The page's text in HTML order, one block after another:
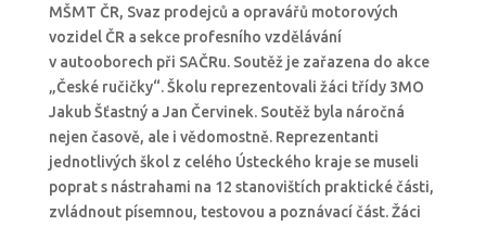
MŠMT ČR, Svaz prodejců a opravářů motorových
vozidel ČR a sekce profesního vzdělávání
v autooborech při SAČRu. Soutěž je zařazena do akce
„České ručičky“. Školu reprezentovali žáci třídy 3MO
Jakub Šťastný a Jan Červinek. Soutěž byla náročná
nejen časově, ale i vědomostně. Reprezentanti
jednotlivých škol z celého Ústeckého kraje se museli
poprat s nástrahami na 12 stanovištích praktické části,
zvládnout písemnou, testovou a poznávací část. Žáci